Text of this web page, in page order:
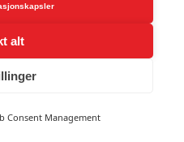
alt
Consent Management